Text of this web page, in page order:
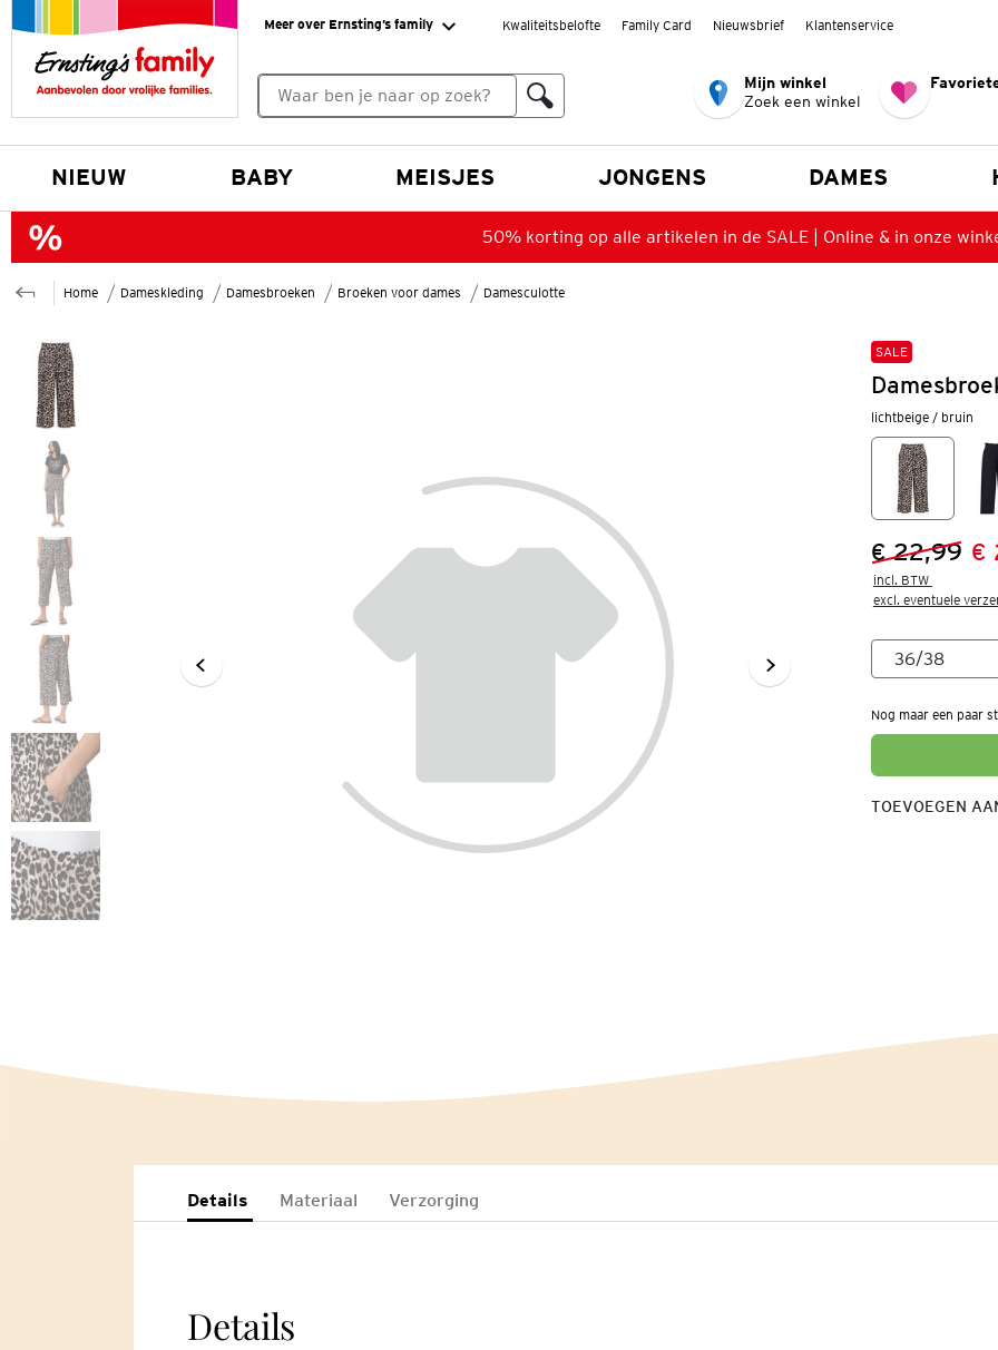
Meer over Ernsting’s family Kwaliteitsbelofte Family Card Nieuwsbrief Klantenservice
Mijn winkel
Zoek een winkel
NIEUW BABY MEISJES JONGENS DAMES
50% korting op alle artikelen in de SALE | Online & in onze
Home Dameskleding Damesbroeken Broeken voor dames Damesculotte
SALE
lichtbeige / bruin
Vorige
€ 22,99
Nieuwe €
incl. BTW
excl. eventuele
Nog maar een paar
TOEVOEGEN
Details Materiaal Verzorging
Details